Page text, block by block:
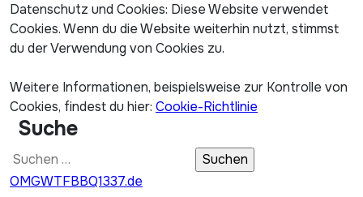
Datenschutz und Cookies: Diese Website verwendet
Cookies. Wenn du die Website weiterhin nutzt, stimmst
du der Verwendung von Cookies zu.
Weitere Informationen, beispielsweise zur Kontrolle von
Cookies, findest du hier: Cookie-Richtlinie
Suche
Suchen
nach:
OMGWTFBBQ1337.de